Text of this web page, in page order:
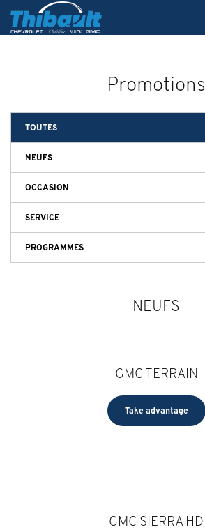
Promotions
TOUTES
NEUFS
OCCASION
SERVICE
PROGRAMMES
NEUFS
GMC TERRAIN
Take advantage
GMC SIERRA HD